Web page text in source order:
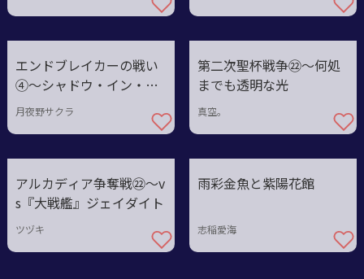
エンドブレイカーの戦い
④〜シャドウ・イン・エ
ヴァグリン
月夜野サクラ
第二次聖杯戦争㉒〜何処
までも透明な光
真空。
アルカディア争奪戦㉒〜v
s『大戦艦』ジェイダイト
ツヅキ
雨彩金魚と紫陽花館
志稲愛海